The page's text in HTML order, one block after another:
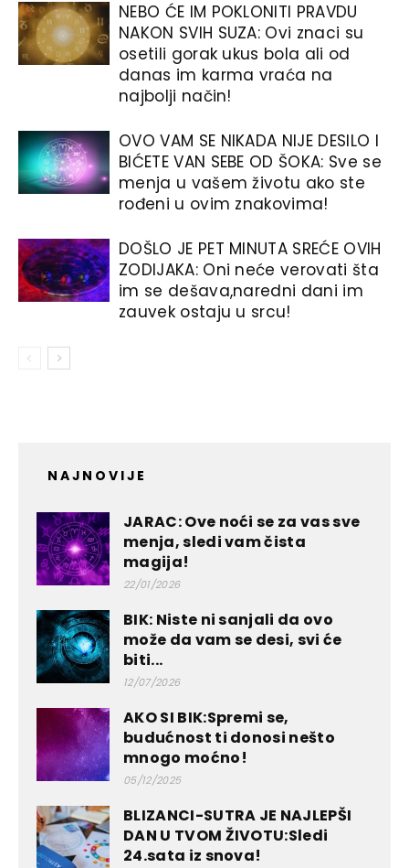
NEBO ĆE IM POKLONITI PRAVDU
NAKON SVIH SUZA: Ovi znaci su
osetili gorak ukus bola ali od
danas im karma vraća na
najbolji način!
OVO VAM SE NIKADA NIJE DESILO I
BIĆETE VAN SEBE OD ŠOKA: Sve se
menja u vašem životu ako ste
rođeni u ovim znakovima!
DOŠLO JE PET MINUTA SREĆE OVIH
ZODIJAKA: Oni neće verovati šta
im se dešava,naredni dani im
zauvek ostaju u srcu!
NAJNOVIJE
JARAC: Ove noći se za vas sve
menja, sledi vam čista
magija!
22/01/2026
BIK: Niste ni sanjali da ovo
može da vam se desi, svi će
biti...
12/07/2026
AKO SI BIK:Spremi se,
budućnost ti donosi nešto
mnogo moćno!
05/12/2025
BLIZANCI-SUTRA JE NAJLEPŠI
DAN U TVOM ŽIVOTU:Sledi
24.sata iz snova!